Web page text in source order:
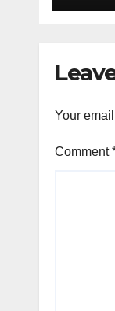
সমাধি,
Your
Comment